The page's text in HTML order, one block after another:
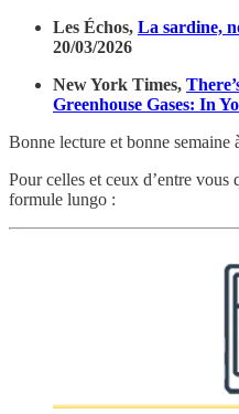
Les Échos, La sardine,
20/03/2026
New York Times,
Greenhouse Gases: In
Bonne lecture et bonne semaine
Pour celles et ceux d’entre
formule lungo :